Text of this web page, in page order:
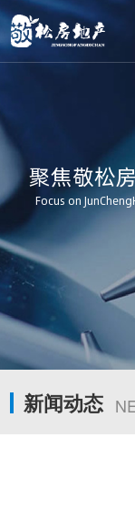
聚焦敬松
Focus on
新闻动态